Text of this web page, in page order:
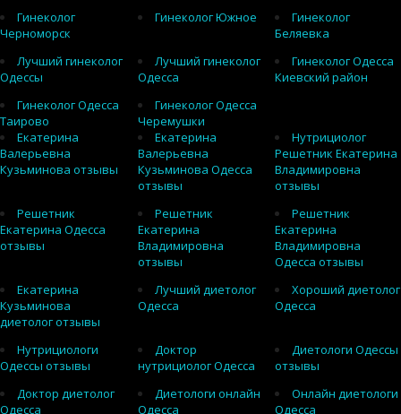
Гинеколог
Черноморск
Гинеколог Южное
Гинеколог
Беляевка
Лучший гинеколог
Одессы
Лучший гинеколог
Одесса
Гинеколог Одесса
Киевский район
Гинеколог Одесса
Таирово
Гинеколог Одесса
Черемушки
Екатерина
Валерьевна
Кузьминова отзывы
Екатерина
Валерьевна
Кузьминова Одесса
отзывы
Нутрициолог
Решетник Екатерина
Владимировна
отзывы
Решетник
Екатерина Одесса
отзывы
Решетник
Екатерина
Владимировна
отзывы
Решетник
Екатерина
Владимировна
Одесса отзывы
Екатерина
Кузьминова
диетолог отзывы
Лучший диетолог
Одесса
Хороший диетолог
Одесса
Нутрициологи
Одессы отзывы
Доктор
нутрициолог Одесса
Диетологи Одессы
отзывы
Доктор диетолог
Одесса
Диетологи онлайн
Одесса
Онлайн диетологи
Одесса